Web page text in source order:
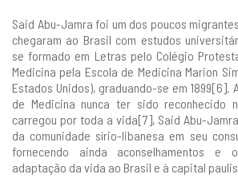
Said Abu-Jamra foi um dos poucos
chegaram ao Brasil com estudos
se formado em Letras pelo Colégio
Medicina pela Escola de Medicina Marion
Estados Unidos), graduando-se em 1899[6].
de Medicina nunca ter sido reconhecido
carregou por toda a vida[7], Said Abu-
da comunidade sírio-libanesa em seu
fornecendo ainda aconselhamentos e
adaptação da vida ao Brasil e à capital